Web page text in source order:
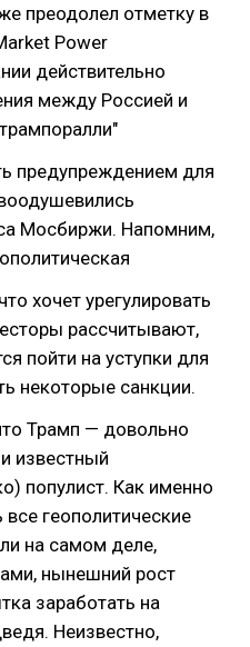
преодолел отметку в
Power
действительно
между Россией и
предупреждением для
Мосбиржи. Напомним,
хочет урегулировать
рассчитывают,
пойти на уступки для
некоторые санкции.
Трамп — довольно
известный
популист. Как именно
геополитические
на самом деле,
нынешний рост
заработать на
Неизвестно,